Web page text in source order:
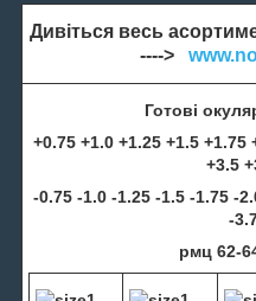
Дивіться весь
---->
Готові
+0.75 +1.0 +1.25 +1.5 +1.75
+3.5
-0.75 -1.0 -1.25 -1.5 -1.75 -
-
рмц 62-